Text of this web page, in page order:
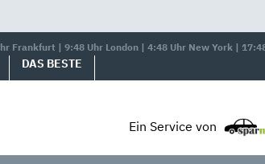
Frankfurt | 9:48 Uhr London | 4:48 Uhr New York |
DAS BESTE
Ein Service von